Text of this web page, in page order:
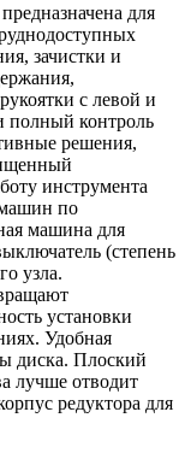
для
зачистки и
с левой и
полный контроль
решения,
инструмента
по
машина для
(степень
узла.
установки
Удобная
диска. Плоский
лучше отводит
редуктора для